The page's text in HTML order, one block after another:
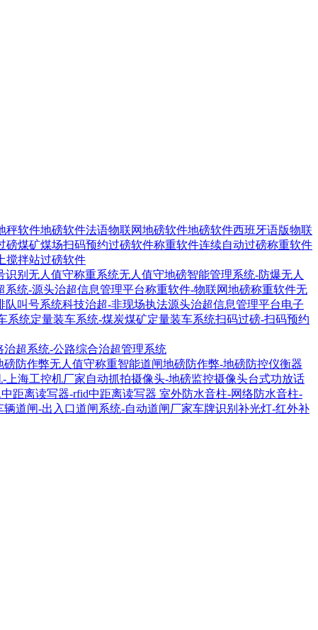
秤软件地磅软件法语物联网地磅软件地磅软件西班牙语版物联
磅煤矿煤场扫码预约过磅软件称重软件连续自动过磅称重软件
搅拌站过磅软件
识别无人值守称重系统无人值守地磅智能管理系统-防爆无人
系统-源头治超信息管理平台称重软件-物联网地磅称重软件无
队叫号系统科技治超-非现场执法源头治超信息管理平台电子
系统定量装车系统-煤炭煤矿定量装车系统扫码过磅-扫码预约
治超系统-公路综合治超管理系统
磅防作弊无人值守称重智能道闸地磅防作弊-地磅防控仪衡器
上海工控机厂家自动抓拍摄像头-地磅监控摄像头台式功放话
中距离读写器-rfid中距离读写器 室外防水音柱-网络防水音柱-
辆道闸-出入口道闸系统-自动道闸厂家车牌识别补光灯-红外补